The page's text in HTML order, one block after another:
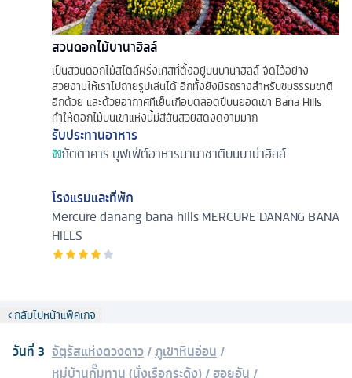
สวนดอกไม้บานาฮิลล์
เป็นสวนดอกไม้สไตล์ฝรั่งเศสที่ตั้งอยู่บนบานาฮิลล์ จัดไว้อย่าง
สวยงามให้เราไปถ่ายรูปเล่นได้ อีกทั้งยังมีรถรางสำหรับชมธรรมชาติ
อีกด้วย และด้วยอากาศที่เย็นเกือบตลอดปีบนยอดเขา Bana Hills
ทำให้ดอกไม้บนเขาแห่งนี้มีสีสันสวยสดงดงามมาก
รับประทานอาหาร
ภัตตาคาร บุฟเฟ่ต์อาหารนานาชาติบนบาน่าฮิลล์
โรงแรมและที่พัก
Mercure danang bana hillsMERCURE DANANG BANA
HILLS
กลับไปหน้าแพ็คเกจ
วันที่3 จัตุรัสแห่งดวงดาว/ภูเขาหินอ่อน /
หมู่บ้านกั๊มทาน (นั่งเรือกระด้ง)/ฮอยอัน /